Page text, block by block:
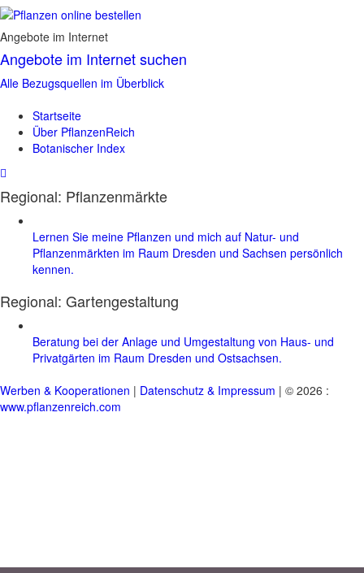
Angebote im Internet
Angebote im Internet suchen
Alle Bezugsquellen im Überblick
Startseite
Über PflanzenReich
Botanischer Index
Regional: Pflanzenmärkte
Lernen Sie meine Pflanzen und mich auf Natur- und
Pflanzenmärkten im Raum Dresden und Sachsen persönlich
kennen.
Regional: Gartengestaltung
Beratung bei der Anlage und Umgestaltung von Haus- und
Privatgärten im Raum Dresden und Ostsachsen.
Werben & Kooperationen | Datenschutz & Impressum | © 2026 :
www.pflanzenreich.com